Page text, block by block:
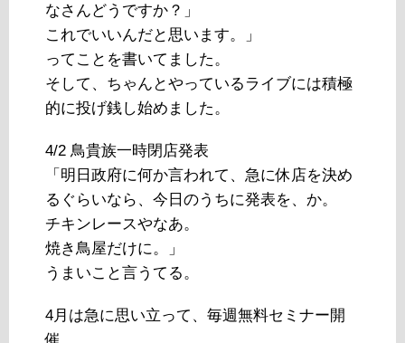
なさんどうですか？」
これでいいんだと思います。」
ってことを書いてました。
そして、ちゃんとやっているライブには積極
的に投げ銭し始めました。
4/2 鳥貴族一時閉店発表
「明日政府に何か言われて、急に休店を決め
るぐらいなら、今日のうちに発表を、か。
チキンレースやなあ。
焼き鳥屋だけに。」
うまいこと言うてる。
4月は急に思い立って、毎週無料セミナー開
催。